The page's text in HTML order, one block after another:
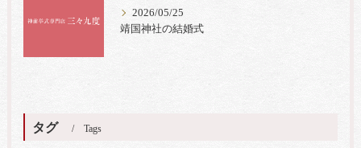
2026/05/25
靖国神社の結婚式
タグ Tags